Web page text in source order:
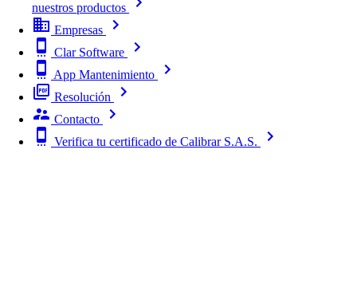
nuestros productos
Empresas
Clar Software
App Mantenimiento
Resolución
Contacto
Verifica tu certificado de Calibrar S.A.S.